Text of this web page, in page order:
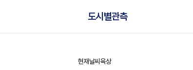
도시별관측
홈
현재날씨 육상